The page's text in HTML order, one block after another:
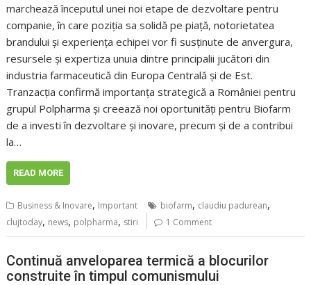
marchează începutul unei noi etape de dezvoltare pentru
companie, în care poziția sa solidă pe piață, notorietatea
brandului și experiența echipei vor fi susținute de anvergura,
resursele și expertiza unuia dintre principalii jucători din
industria farmaceutică din Europa Centrală și de Est.
Tranzacția confirmă importanța strategică a României pentru
grupul Polpharma și creează noi oportunități pentru Biofarm
de a investi în dezvoltare și inovare, precum și de a contribui
la…
READ MORE
Business & Inovare, Important biofarm, claudiu padurean,
clujtoday, news, polpharma, stiri 1 Comment
Continuă anveloparea termică a blocurilor
construite în timpul comunismului